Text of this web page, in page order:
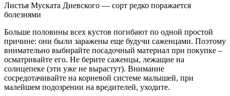
Листья Муската Диевского — сорт редко поражается
болезнями
Больше половины всех кустов погибают по одной простой
причине: они были заражены еще будучи саженцами. Поэтому
внимательно выбирайте посадочный материал при покупке –
осматривайте его. Не берите саженцы, лежащие на
солнцепеке (эти уже не вырастут). Внимание
сосредотачивайте на корневой системе малышей, при
малейшем подозрении на вредителей, уходите.